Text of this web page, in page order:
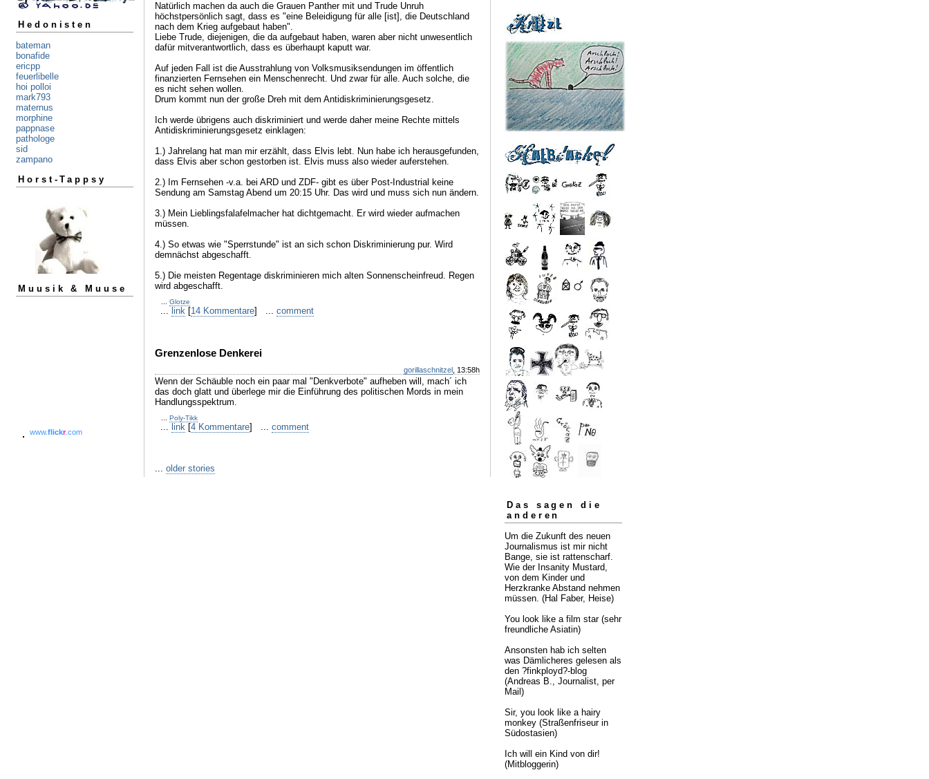
Hedonisten
bateman
bonafide
ericpp
feuerlibelle
hoi polloi
mark793
maternus
morphine
pappnase
pathologe
sid
zampano
Horst-Tappsy
Muusik & Muuse
www.flickr.com
Natürlich machen da auch die Grauen Panther mit und Trude Unruh
höchstpersönlich sagt, dass es "eine Beleidigung für alle [ist], die Deutschland
nach dem Krieg aufgebaut haben".
Liebe Trude, diejenigen, die da aufgebaut haben, waren aber nicht unwesentlich
dafür mitverantwortlich, dass es überhaupt kaputt war.
Auf jeden Fall ist die Ausstrahlung von Volksmusiksendungen im öffentlich
finanzierten Fernsehen ein Menschenrecht. Und zwar für alle. Auch solche, die
es nicht sehen wollen.
Drum kommt nun der große Dreh mit dem Antidiskriminierungsgesetz.
Ich werde übrigens auch diskriminiert und werde daher meine Rechte mittels
Antidiskriminierungsgesetz einklagen:
1.) Jahrelang hat man mir erzählt, dass Elvis lebt. Nun habe ich herausgefunden,
dass Elvis aber schon gestorben ist. Elvis muss also wieder auferstehen.
2.) Im Fernsehen -v.a. bei ARD und ZDF- gibt es über Post-Industrial keine
Sendung am Samstag Abend um 20:15 Uhr. Das wird und muss sich nun ändern.
3.) Mein Lieblingsfalafelmacher hat dichtgemacht. Er wird wieder aufmachen
müssen.
4.) So etwas wie "Sperrstunde" ist an sich schon Diskriminierung pur. Wird
demnächst abgeschafft.
5.) Die meisten Regentage diskriminieren mich alten Sonnenscheinfreud. Regen
wird abgeschafft.
Glotze
... link [14 Kommentare] ... comment
Grenzenlose Denkerei
gorillaschnitzel , 13:58h
Wenn der Schäuble noch ein paar mal "Denkverbote" aufheben will, mach´ ich
das doch glatt und überlege mir die Einführung des politischen Mords in mein
Handlungsspektrum.
Poly-Tikk
... link [4 Kommentare] ... comment
... older stories
Das sagen die
anderen
Um die Zukunft des neuen
Journalismus ist mir nicht
Bange, sie ist rattenscharf.
Wie der Insanity Mustard,
von dem Kinder und
Herzkranke Abstand nehmen
müssen. (Hal Faber, Heise)
You look like a film star (sehr
freundliche Asiatin)
Ansonsten hab ich selten
was Dämlicheres gelesen als
den ?finkployd?-blog
(Andreas B., Journalist, per
Mail)
Sir, you look like a hairy
monkey (Straßenfriseur in
Südostasien)
Ich will ein Kind von dir!
(Mitbloggerin)